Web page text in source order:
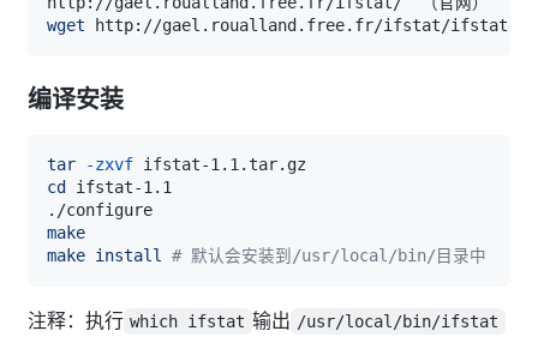
wget
编译安装
tar -zxvf
cd
make
make install # 默认会安装到/usr/local/bin/目录中
注释：执行 which ifstat 输出 /usr/local/bin/ifstat